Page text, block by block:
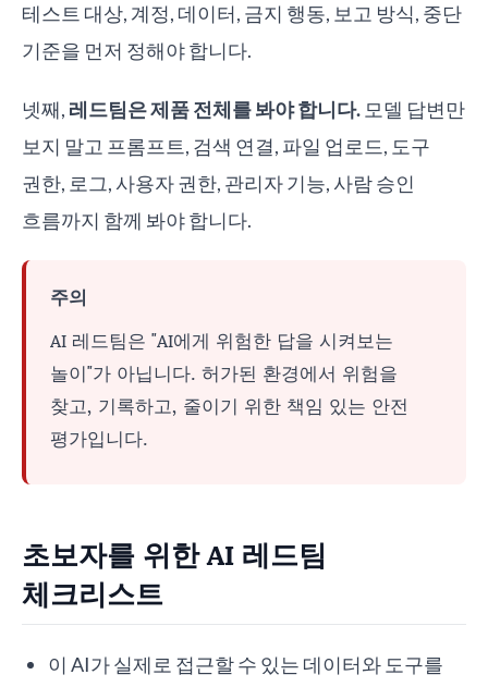
테스트 대상, 계정, 데이터, 금지 행동, 보고 방식, 중단
기준을 먼저 정해야 합니다.
넷째, 레드팀은 제품 전체를 봐야 합니다. 모델 답변만
보지 말고 프롬프트, 검색 연결, 파일 업로드, 도구
권한, 로그, 사용자 권한, 관리자 기능, 사람 승인
흐름까지 함께 봐야 합니다.
주의
AI 레드팀은 "AI에게 위험한 답을 시켜보는
놀이"가 아닙니다. 허가된 환경에서 위험을
찾고, 기록하고, 줄이기 위한 책임 있는 안전
평가입니다.
초보자를 위한 AI 레드팀
체크리스트
이 AI가 실제로 접근할 수 있는 데이터와 도구를